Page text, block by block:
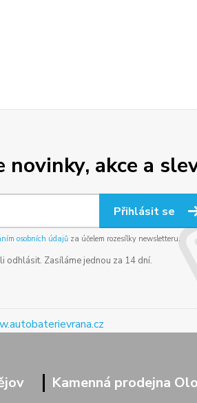
novinky, akce a
Přihlásit se
osobních údajůza účelem rozesílky newsletteru.
odhlásit. Zasíláme jednou za 14 dní.
Kamenná prodejna